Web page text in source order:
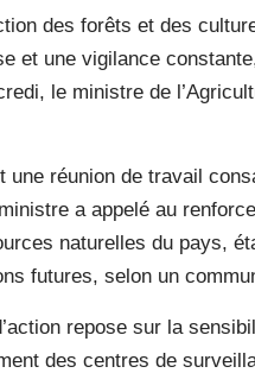
des forêts et des
et une vigilance
le ministre de
une réunion de travail
a appelé au
naturelles du pays,
futures, selon un
repose sur la
des centres de